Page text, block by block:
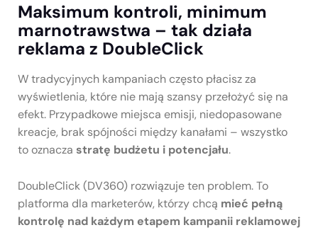
Maksimum kontroli, minimum
marnotrawstwa – tak działa
reklama z DoubleClick
W tradycyjnych kampaniach często płacisz za
wyświetlenia, które nie mają szansy przełożyć się na
efekt. Przypadkowe miejsca emisji, niedopasowane
kreacje, brak spójności między kanałami – wszystko
to oznacza stratę budżetu i potencjału.
DoubleClick (DV360) rozwiązuje ten problem. To
platforma dla marketerów, którzy chcą mieć pełną
kontrolę nad każdym etapem kampanii reklamowej